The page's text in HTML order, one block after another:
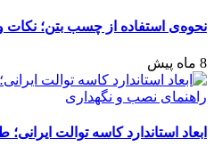
نحوه‌ی استفاده از چسب بتن؛ نکات
8 ماه پیش
راهنمای نصب و نگهداری
ابعاد استاندارد کاسه توالت